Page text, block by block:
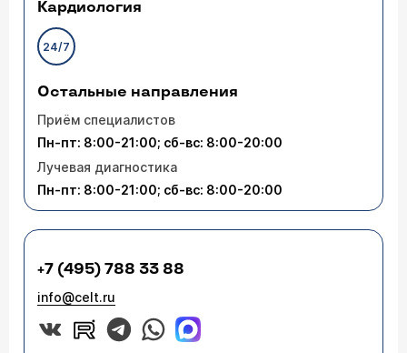
Кардиология
24/7
Остальные направления
Приём специалистов
Пн-пт: 8:00-21:00; сб-вс: 8:00-20:00
Лучевая диагностика
Пн-пт: 8:00-21:00; сб-вс: 8:00-20:00
+7 (495) 788 33 88
info@celt.ru